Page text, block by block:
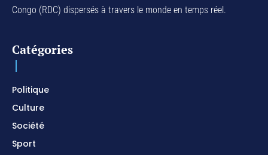
Congo (RDC) dispersés à travers le monde en temps réel.
Catégories
Politique
Culture
Société
Sport